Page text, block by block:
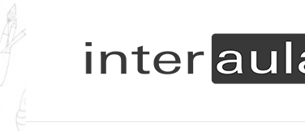
Saltar
al